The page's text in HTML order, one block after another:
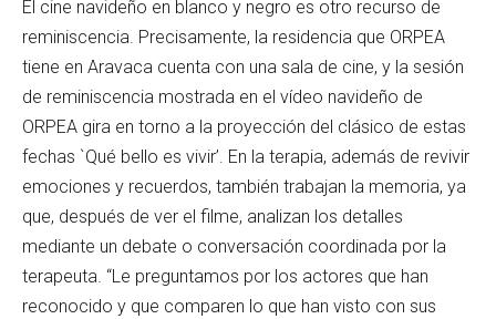
El cine navideño en blanco y negro es otro recurso de
reminiscencia. Precisamente, la residencia que ORPEA
tiene en Aravaca cuenta con una sala de cine, y la sesión
de reminiscencia mostrada en el vídeo navideño de
ORPEA gira en torno a la proyección del clásico de estas
fechas `Qué bello es vivir’. En la terapia, además de revivir
emociones y recuerdos, también trabajan la memoria, ya
que, después de ver el filme, analizan los detalles
mediante un debate o conversación coordinada por la
terapeuta. “Le preguntamos por los actores que han
reconocido y que comparen lo que han visto con sus